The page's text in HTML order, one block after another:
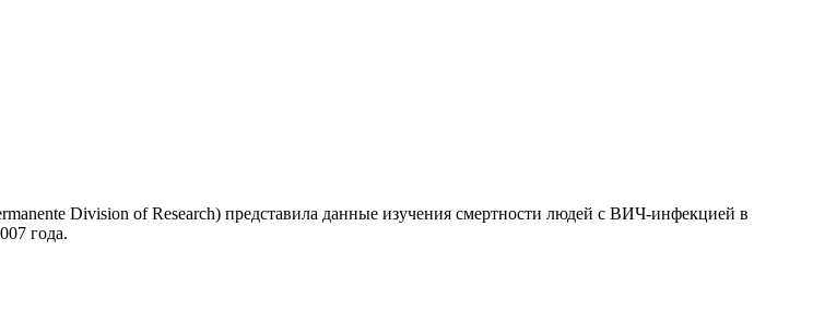
Division of Research) представила данные изучения смертности людей с ВИЧ-инфекцией в
года.